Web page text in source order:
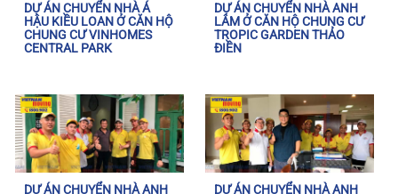
DỰ ÁN CHUYỂN NHÀ Á
HẬU KIỀU LOAN Ở CĂN HỘ
CHUNG CƯ VINHOMES
CENTRAL PARK
DỰ ÁN CHUYỂN NHÀ ANH
LÂM Ở CĂN HỘ CHUNG CƯ
TROPIC GARDEN THẢO
ĐIỀN
DỰ ÁN CHUYỂN NHÀ ANH
DỰ ÁN CHUYỂN NHÀ ANH